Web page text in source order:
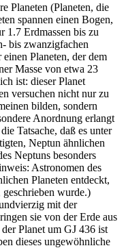
Planeten (Planeten, die
spannen einen Bogen,
1.7 Erdmassen bis zu
bis zwanzigfachen
Planeten, der dem
Masse von etwa 23
ist: dieser Planet
versuchen nicht nur zu
bilden, sondern
Anordnung erlangt
Tatsache, daß es unter
Neptun ähnlichen
Neptuns besonders
Astronomen des
Planeten entdeckt,
wurde.)
mit der
sie von der Erde aus
Planet um GJ 436 ist
dieses ungewöhnliche